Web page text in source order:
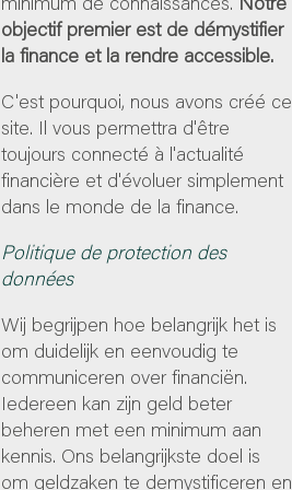
objectif premier est de démystifier
la finance et la rendre accessible.
C'est pourquoi, nous avons créé ce
site. Il vous permettra d'être
toujours connecté à l'actualité
financière et d'évoluer simplement
dans le monde de la finance.
Politique de protection des
données
Wij begrijpen hoe belangrijk het is
om duidelijk en eenvoudig te
communiceren over financiën.
Iedereen kan zijn geld beter
beheren met een minimum aan
kennis. Ons belangrijkste doel is
om geldzaken te demystificeren en